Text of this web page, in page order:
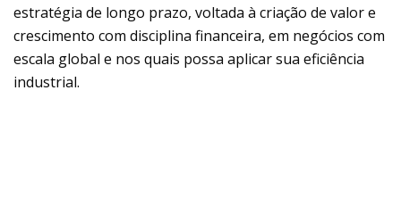
estratégia de longo prazo, voltada à criação de valor e
crescimento com disciplina financeira, em negócios com
escala global e nos quais possa aplicar sua eficiência
industrial.